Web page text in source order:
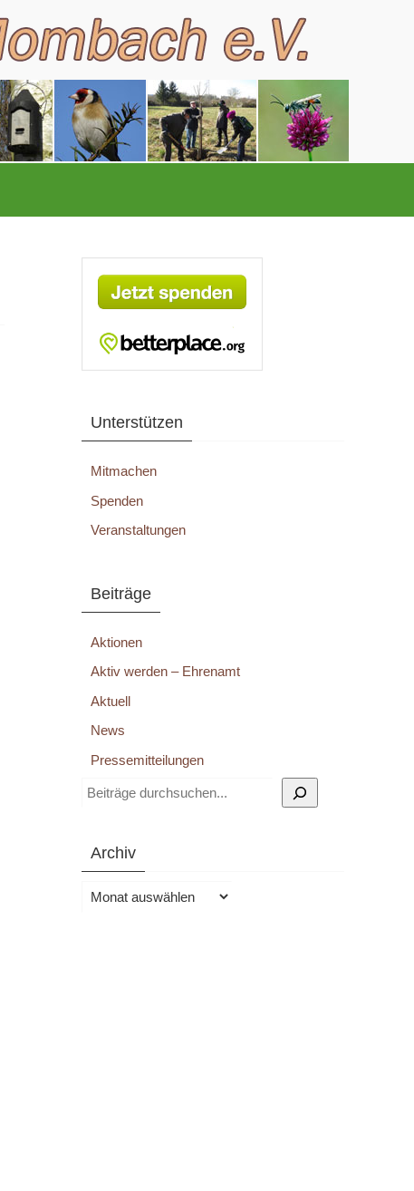
Unterstützen
Mitmachen
Spenden
Veranstaltungen
Beiträge
Aktionen
Aktiv werden – Ehrenamt
Aktuell
News
Pressemitteilungen
Suchen
Archiv
Archiv